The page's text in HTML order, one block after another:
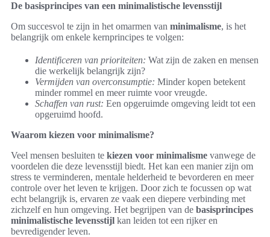
De basisprincipes van een minimalistische levensstijl
Om succesvol te zijn in het omarmen van minimalisme, is het
belangrijk om enkele kernprincipes te volgen:
Identificeren van prioriteiten: Wat zijn de zaken en mensen
die werkelijk belangrijk zijn?
Vermijden van overconsumptie: Minder kopen betekent
minder rommel en meer ruimte voor vreugde.
Schaffen van rust: Een opgeruimde omgeving leidt tot een
opgeruimd hoofd.
Waarom kiezen voor minimalisme?
Veel mensen besluiten te kiezen voor minimalisme vanwege de
voordelen die deze levensstijl biedt. Het kan een manier zijn om
stress te verminderen, mentale helderheid te bevorderen en meer
controle over het leven te krijgen. Door zich te focussen op wat
echt belangrijk is, ervaren ze vaak een diepere verbinding met
zichzelf en hun omgeving. Het begrijpen van de basisprincipes
minimalistische levensstijl kan leiden tot een rijker en
bevredigender leven.